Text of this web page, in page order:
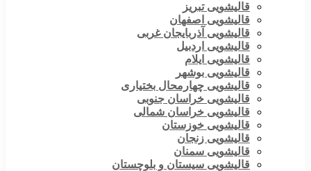
قالیشویی تبریز
قالیشویی اصفهان
قالیشویی آذربایجان غربی
قالیشویی اردبیل
قالیشویی ایلام
قالیشویی بوشهر
قالیشویی چهارمحال بختیاری
قالیشویی خراسان جنوبی
قالیشویی خراسان شمالی
قالیشویی خوزستان
قالیشویی زنجان
قالیشویی سمنان
قالیشویی سیستان و بلوچستان